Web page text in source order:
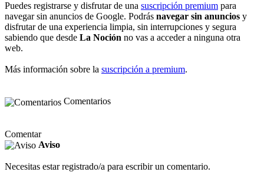
Puedes registrarse y disfrutar de una suscripción premium para
navegar sin anuncios de Google. Podrás navegar sin anuncios y
disfrutar de una experiencia limpia, sin interrupciones y segura
sabiendo que desde La Noción no vas a acceder a ninguna otra
web.
Más información sobre la suscripción a premium.
Comentarios
Comentar
Aviso
Necesitas estar registrado/a para escribir un comentario.